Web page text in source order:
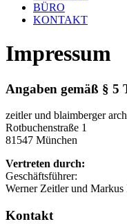
BÜRO
KONTAKT
Impressum
Angaben gemäß § 5
zeitler und blaimberger
Rotbuchenstraße 1
81547 München
Vertreten durch:
Geschäftsführer:
Werner Zeitler und Markus
Kontakt